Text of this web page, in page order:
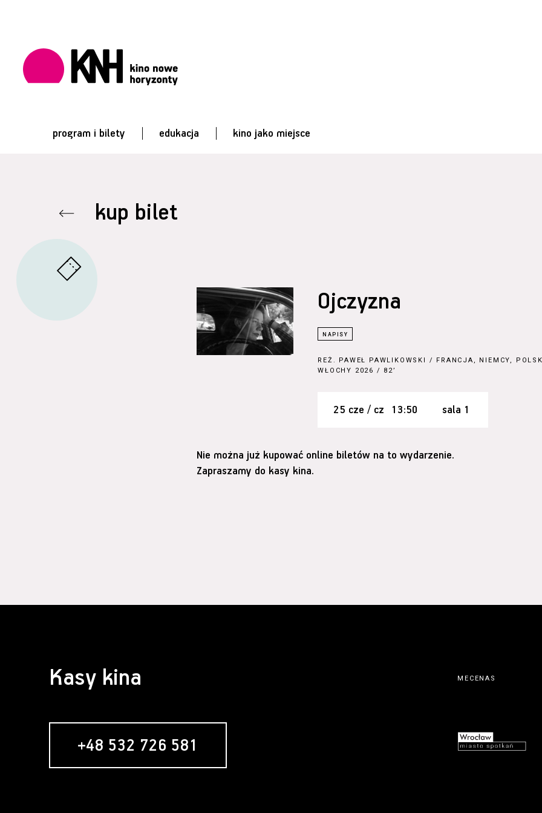
program i bilety edukacja kino jako miejsce
kup bilet
Ojczyzna
REŻ. PAWEŁ PAWLIKOWSKI
/ FRANCJA, NIEMCY,
WŁOCHY 2026 / 82’
25 cze / cz 13:50 sala 1
Nie można już kupować online biletów na to wydarzenie.
Zapraszamy do kasy kina.
Kasy kina
+48 532 726 581
MECENAS